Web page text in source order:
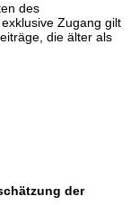
des
Zugang gilt
die älter als
der